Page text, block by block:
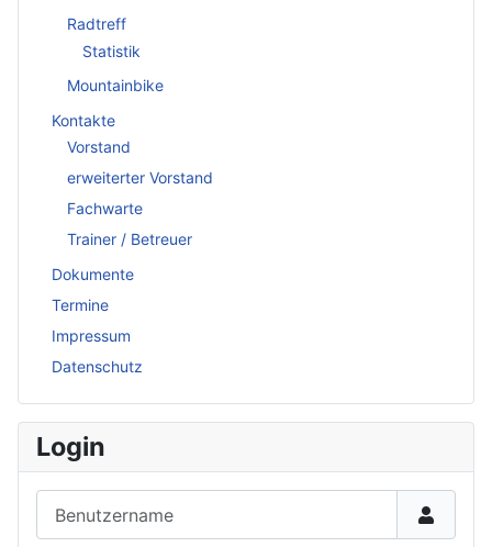
Radtreff
Statistik
Mountainbike
Kontakte
Vorstand
erweiterter Vorstand
Fachwarte
Trainer / Betreuer
Dokumente
Termine
Impressum
Datenschutz
Login